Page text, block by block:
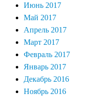
Июнь 2017
Май 2017
Апрель 2017
Март 2017
Февраль 2017
Январь 2017
Декабрь 2016
Ноябрь 2016